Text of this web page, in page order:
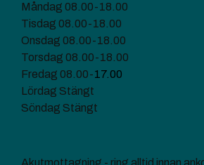
Måndag 08.00-18.00
Tisdag 08.00-18.00
Onsdag 08.00-18.00
Torsdag 08.00-18.00
Fredag 08.00-17.00
Lördag Stängt
Söndag Stängt
Akutmottagning - ring alltid innan